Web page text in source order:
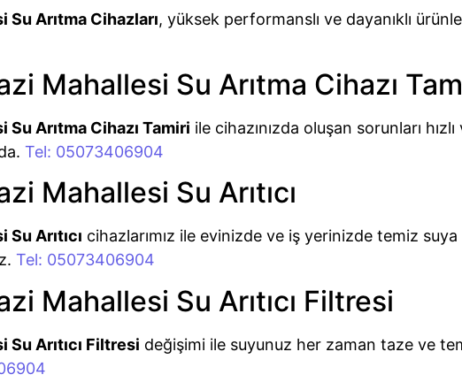
Arıtma Cihazları, yüksek performanslı ve dayanıklı
Mahallesi Su Arıtma Cihazı
Arıtma Cihazı Tamiri ile cihazınızda oluşan sorunları
Tel: 05073406904
Mahallesi Su Arıtıcı
Arıtıcı cihazlarımız ile evinizde ve iş yerinizde temiz
Tel: 05073406904
Mahallesi Su Arıtıcı Filtresi
Arıtıcı Filtresi değişimi ile suyunuz her zaman taze ve